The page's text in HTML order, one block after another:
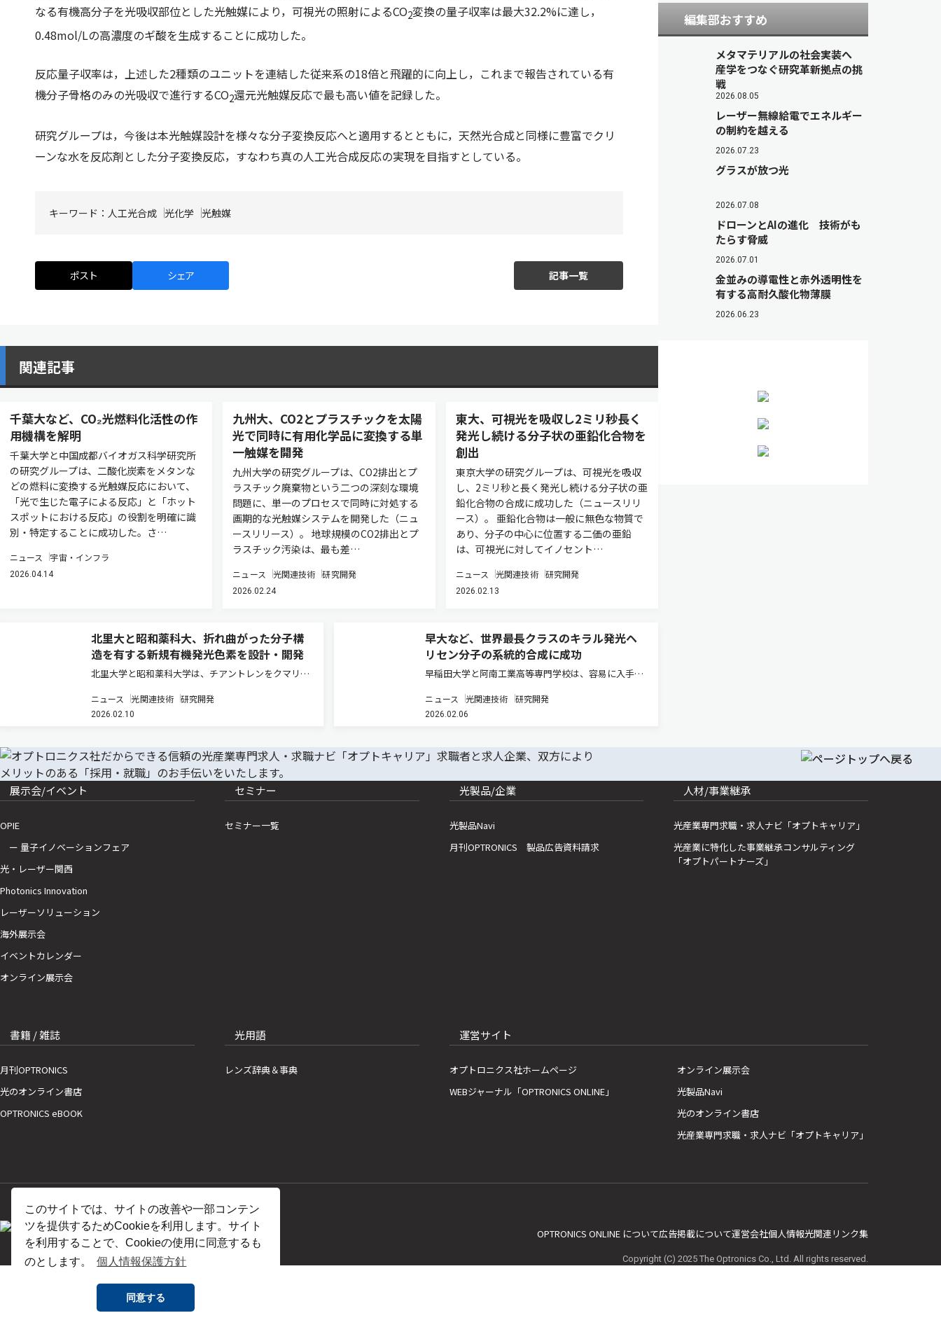
このサイトでは、サイトの改善や一部コンテン
ツを提供するためCookieを利用します。サイト
を利用することで、Cookieの使用に同意するも
のとします。
個人情報保護方針
同意する
なる有機高分子を光吸収部位とした光触媒により，可視光の照射によるCO2変換の量子収率は最大32.2%に達し，
0.48mol/Lの高濃度のギ酸を生成することに成功した。
反応量子収率は，上述した2種類のユニットを連結した従来系の18倍と飛躍的に向上し，これまで報告されている有
機分子骨格のみの光吸収で進行するCO2還元光触媒反応で最も高い値を記録した。
研究グループは，今後は本光触媒設計を様々な分子変換反応へと適用するとともに，天然光合成と同様に豊富でクリ
ーンな水を反応剤とした分子変換反応，すなわち真の人工光合成反応の実現を目指すとしている。
キーワード： 人工光合成 光化学 光触媒
ポスト シェア 記事一覧
関連記事
千葉大など、CO₂光燃料化活性の作
用機構を解明
千葉大学と中国成都バイオガス科学研究所
の研究グループは、二酸化炭素をメタンな
どの燃料に変換する光触媒反応において、
「光で生じた電子による反応」と「ホット
スポットにおける反応」の役割を明確に識
別・特定することに成功した。さ…
ニュース 宇宙・インフラ
2026.04.14
九州大、CO2とプラスチックを太陽
光で同時に有用化学品に変換する単
一触媒を開発
九州大学の研究グループは、CO2排出とプ
ラスチック廃棄物という二つの深刻な環境
問題に、単一のプロセスで同時に対処する
画期的な光触媒システムを開発した（ニュ
ースリリース）。 地球規模のCO2排出とプ
ラスチック汚染は、最も差…
ニュース 光関連技術 研究開発
2026.02.24
東大、可視光を吸収し2ミリ秒長く
発光し続ける分子状の亜鉛化合物を
創出
東京大学の研究グループは、可視光を吸収
し、2ミリ秒と長く発光し続ける分子状の亜
鉛化合物の合成に成功した（ニュースリリ
ース）。 亜鉛化合物は一般に無色な物質で
あり、分子の中心に位置する二価の亜鉛
は、可視光に対してイノセント…
ニュース 光関連技術 研究開発
2026.02.13
北里大と昭和薬科大、折れ曲がった分子構
造を有する新規有機発光色素を設計・開発
北里大学と昭和薬科大学は、チアントレンをクマリン
光色素（6,7-BDTC）を設計・開発した（ニュースリリ
ース）。 クマリンは医薬・生体関連分野から光機能性
ニュース 光関連技術 研究開発
2026.02.10
早大など、世界最長クラスのキラル発光ヘ
リセン分子の系統的合成に成功
早稲田大学と阿南工業高等専門学校は、容易に入手可
ん状低分子有機化合物であるヘリセンを系統的に合成
する手法を開発した（ニュースリリース）。 近年、キ
ニュース 光関連技術 研究開発
2026.02.06
編集部おすすめ
メタマテリアルの社会実装へ
産学をつなぐ研究革新拠点の挑
戦
2026.08.05
レーザー無線給電でエネルギー
の制約を越える
2026.07.23
グラスが放つ光
2026.07.08
ドローンとAIの進化 技術がも
たらす脅威
2026.07.01
金並みの導電性と赤外透明性を
有する高耐久酸化物薄膜
2026.06.23
展示会/イベント
OPIE
ー 量子イノベーションフェア
光・レーザー関西
Photonics Innovation
レーザーソリューション
海外展示会
イベントカレンダー
オンライン展示会
セミナー
セミナー一覧
光製品/企業
光製品Navi
月刊OPTRONICS 製品広告資料請求
人材/事業継承
光産業専門求職・求人ナビ「オプトキャリア」
光産業に特化した事業継承コンサルティング
「オプトパートナーズ」
書籍 / 雑誌
月刊OPTRONICS
光のオンライン書店
OPTRONICS eBOOK
光用語
レンズ辞典＆事典
運営サイト
オプトロニクス社ホームページ
WEBジャーナル「OPTRONICS ONLINE」
オンライン展示会
光製品Navi
光のオンライン書店
光産業専門求職・求人ナビ「オプトキャリア」
OPTRONICS ONLINE について広告掲載について運営会社個人情報光関連リンク集
Copyright (C) 2025 The Optronics Co., Ltd. All rights reserved.